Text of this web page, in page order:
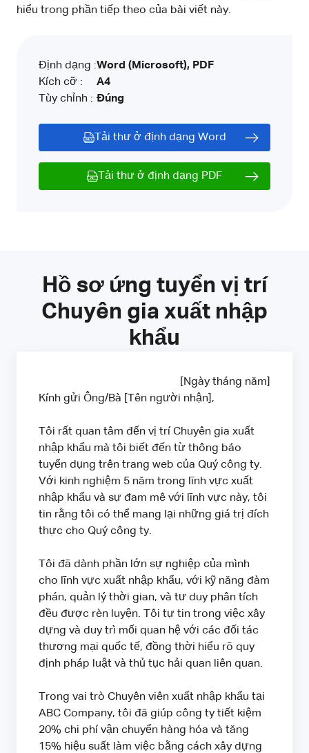
hiểu trong phần tiếp theo của bài viết này.
Định dạng :
Kích cỡ :
Tùy chỉnh :
Word (Microsoft), PDF
A4
Đúng
Tải thư ở định dạng Word
Tải thư ở định dạng PDF
Hồ sơ ứng tuyển vị trí
Chuyên gia xuất nhập
khẩu
[Ngày tháng năm]
Kính gửi Ông/Bà [Tên người nhận],
Tôi rất quan tâm đến vị trí Chuyên gia xuất
nhập khẩu mà tôi biết đến từ thông báo
tuyển dụng trên trang web của Quý công ty.
Với kinh nghiệm 5 năm trong lĩnh vực xuất
nhập khẩu và sự đam mê với lĩnh vực này, tôi
tin rằng tôi có thể mang lại những giá trị đích
thực cho Quý công ty.
Tôi đã dành phần lớn sự nghiệp của mình
cho lĩnh vực xuất nhập khẩu, với kỹ năng đàm
phán, quản lý thời gian, và tư duy phân tích
đều được rèn luyện. Tôi tự tin trong việc xây
dựng và duy trì mối quan hệ với các đối tác
thương mại quốc tế, đồng thời hiểu rõ quy
định pháp luật và thủ tục hải quan liên quan.
Trong vai trò Chuyên viên xuất nhập khẩu tại
ABC Company, tôi đã giúp công ty tiết kiệm
20% chi phí vận chuyển hàng hóa và tăng
15% hiệu suất làm việc bằng cách xây dựng